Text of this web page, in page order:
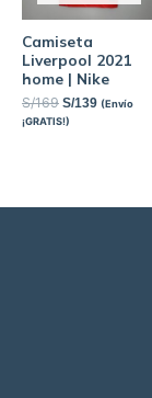
Camiseta
Liverpool 2021
home | Nike
S/169 S/139 (Envío
¡GRATIS!)